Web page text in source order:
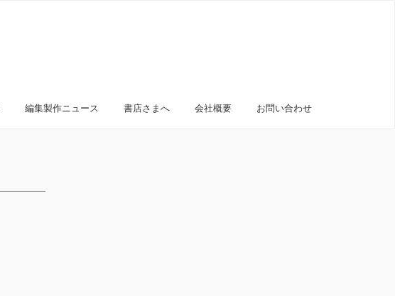
編集製作ニュース 書店さまへ 会社概要 お問い合わせ